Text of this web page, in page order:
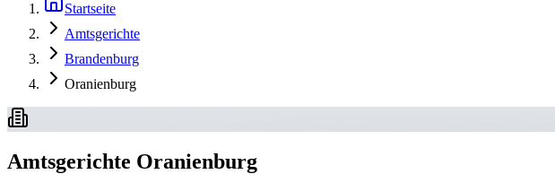
Startseite
Amtsgerichte
Brandenburg
Oranienburg
Amtsgerichte Oranienburg